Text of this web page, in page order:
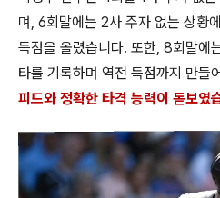
며, 6회말에는 2사 주자 없는 상황
득점을 올렸습니다. 또한, 8회말에
타를 기록하며 역전 득점까지 만들
피드와 정확한 타격 능력이 돋보였